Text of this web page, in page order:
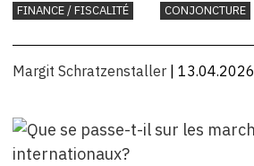
FINANCE / FISCALITÉ CONJONCTURE
Margit Schratzenstaller | 13.04.2026